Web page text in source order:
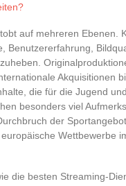
auf mehreren Ebenen.
Benutzererfahrung,
Akquisitionen
die für die Jugend
besonders viel
der
Wettbewerbe
die besten Streaming-